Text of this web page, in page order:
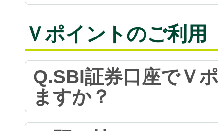
Ｖポイントのご利用
Q.SBI証券口座でＶ
ますか？